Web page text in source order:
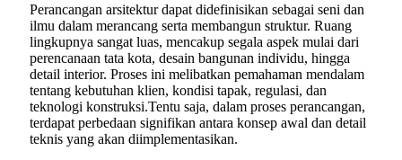
Perancangan arsitektur dapat didefinisikan sebagai seni dan
ilmu dalam merancang serta membangun struktur. Ruang
lingkupnya sangat luas, mencakup segala aspek mulai dari
perencanaan tata kota, desain bangunan individu, hingga
detail interior. Proses ini melibatkan pemahaman mendalam
tentang kebutuhan klien, kondisi tapak, regulasi, dan
teknologi konstruksi.Tentu saja, dalam proses perancangan,
terdapat perbedaan signifikan antara konsep awal dan detail
teknis yang akan diimplementasikan.